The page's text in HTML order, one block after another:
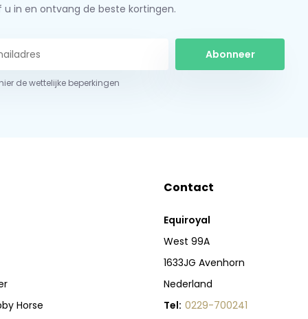
u in en ontvang de beste kortingen.
Abonneer
de wettelijke beperkingen
Horse
Contact
Equiroyal
West 99A
1633JG Avenhorn
Nederland
Tel: 0229-700241